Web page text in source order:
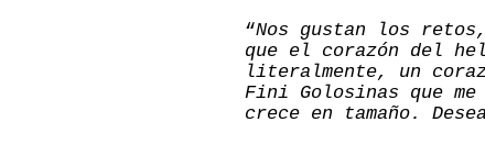
“Nos gustan los
que el corazón del
literalmente, un
Fini Golosinas que
crece en tamaño.